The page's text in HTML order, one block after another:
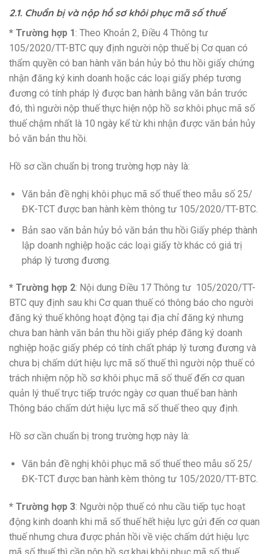
2.1. Chuẩn bị và nộp hồ sơ khôi phục mã số thuế
* Trường hợp 1: Theo Khoản 2, Điều 4 Thông tư
105/2020/TT-BTC quy định người nộp thuế bị Cơ quan có
thẩm quyền có ban hành văn bản hủy bỏ thu hồi giấy chứng
nhận đăng ký kinh doanh hoặc các loại giấy phép tương
đương có tính pháp lý được ban hành bằng văn bản trước
đó, thì người nộp thuế thực hiện nộp hồ sơ khôi phục mã số
thuế chậm nhất là 10 ngày kể từ khi nhận được văn bản hủy
bỏ văn bản thu hồi.
Hồ sơ cần chuẩn bị trong trường hợp này là:
Văn bản đề nghị khôi phục mã số thuế theo mẫu số 25/
ĐK-TCT được ban hành kèm thông tư 105/2020/TT-BTC.
Bản sao văn bản hủy bỏ văn bản thu hồi Giấy phép thành
lập doanh nghiệp hoặc các loại giấy tờ khác có giá trị
pháp lý tương đương.
* Trường hợp 2: Nội dung Điều 17 Thông tư 105/2020/TT-
BTC quy định sau khi Cơ quan thuế có thông báo cho người
đăng ký thuế không hoạt động tại địa chỉ đăng ký nhưng
chưa ban hành văn bản thu hồi giấy phép đăng ký doanh
nghiệp hoặc giấy phép có tính chất pháp lý tương đương và
chưa bị chấm dứt hiệu lực mã số thuế thì người nộp thuế có
trách nhiệm nộp hồ sơ khôi phục mã số thuế đến cơ quan
quản lý thuế trực tiếp trước ngày cơ quan thuế ban hành
Thông báo chấm dứt hiệu lực mã số thuế theo quy định.
Hồ sơ cần chuẩn bị trong trường hợp này là:
Văn bản đề nghị khôi phục mã số thuế theo mẫu số 25/
ĐK-TCT được ban hành kèm thông tư 105/2020/TT-BTC.
* Trường hợp 3: Người nộp thuế có nhu cầu tiếp tục hoạt
động kinh doanh khi mã số thuế hết hiệu lực gửi đến cơ quan
thuế nhưng chưa được phản hồi về việc chấm dứt hiệu lực